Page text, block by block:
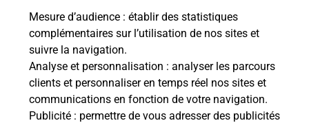
Mesure d’audience : établir des statistiques
complémentaires sur l’utilisation de nos sites et
suivre la navigation.
Analyse et personnalisation : analyser les parcours
clients et personnaliser en temps réel nos sites et
communications en fonction de votre navigation.
Publicité : permettre de vous adresser des publicités
Recherchez un autre point de contact
Questions fréquemment posées